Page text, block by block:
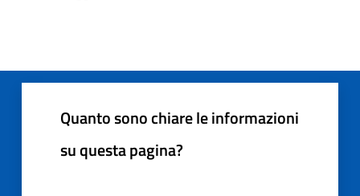
Quanto sono chiare le informazioni
su questa pagina?